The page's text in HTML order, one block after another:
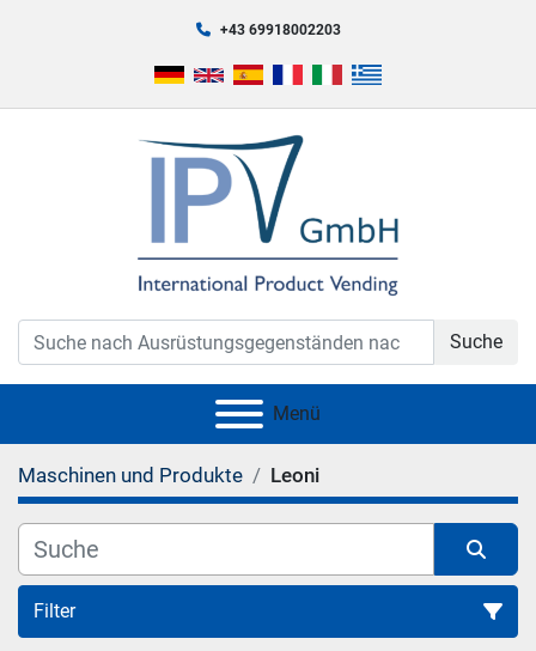
+43 69918002203
Suche
Menü
Maschinen und Produkte Leoni
Filter